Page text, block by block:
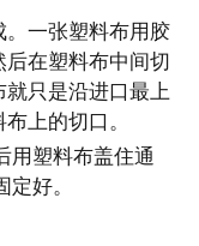
一张塑料布用胶
在塑料布中间切
只是沿进口最上
上的切口。
用塑料布盖住通
好。